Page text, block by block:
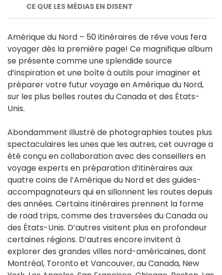
CE QUE LES MÉDIAS EN DISENT
Amérique du Nord – 50 itinéraires de rêve vous fera
voyager dès la première page! Ce magnifique album
se présente comme une splendide source
d’inspiration et une boîte à outils pour imaginer et
préparer votre futur voyage en Amérique du Nord,
sur les plus belles routes du Canada et des États-
Unis.
Abondamment illustré de photographies toutes plus
spectaculaires les unes que les autres, cet ouvrage a
été conçu en collaboration avec des conseillers en
voyage experts en préparation d’itinéraires aux
quatre coins de l’Amérique du Nord et des guides-
accompagnateurs qui en sillonnent les routes depuis
des années. Certains itinéraires prennent la forme
de road trips, comme des traversées du Canada ou
des États-Unis. D’autres visitent plus en profondeur
certaines régions. D’autres encore invitent à
explorer des grandes villes nord-américaines, dont
Montréal, Toronto et Vancouver, au Canada, New